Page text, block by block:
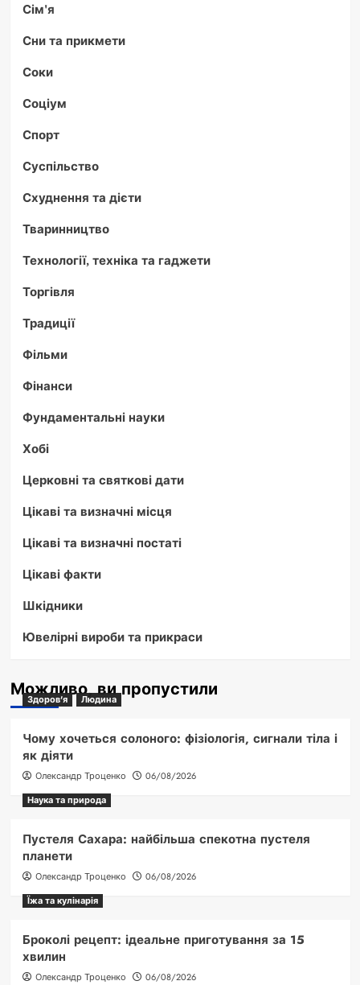
Сім'я
Сни та прикмети
Соки
Соціум
Спорт
Суспільство
Схуднення та дієти
Тваринництво
Технології, техніка та гаджети
Торгівля
Традиції
Фільми
Фінанси
Фундаментальні науки
Хобі
Церковні та святкові дати
Цікаві та визначні місця
Цікаві та визначні постаті
Цікаві факти
Шкідники
Ювелірні вироби та прикраси
Можливо, ви пропустили
Здоров'я Людина
Чому хочеться солоного: фізіологія, сигнали тіла і
як діяти
Олександр Троценко
06/08/2026
Наука та природа
Пустеля Сахара: найбільша спекотна пустеля
планети
Олександр Троценко
06/08/2026
Їжа та кулінарія
Броколі рецепт: ідеальне приготування за 15
хвилин
Олександр Троценко 06/08/2026